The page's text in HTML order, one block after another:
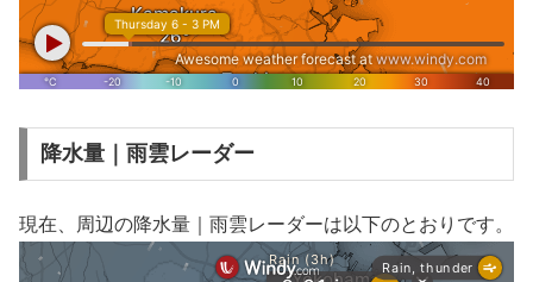
降水量｜雨雲レーダー
現在、周辺の降水量｜雨雲レーダーは以下のとおりです。